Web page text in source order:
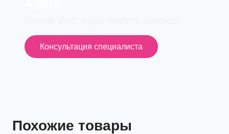
Консультация специалиста
Похожие товары